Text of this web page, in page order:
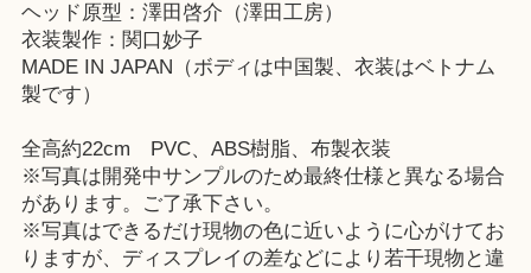
ヘッド原型：澤田啓介（澤田工房）
衣装製作：関口妙子
MADE IN JAPAN（ボディは中国製、衣装はベトナム
製です）
全高約22cm PVC、ABS樹脂、布製衣装
※写真は開発中サンプルのため最終仕様と異なる場合
があります。ご了承下さい。
※写真はできるだけ現物の色に近いように心がけてお
りますが、ディスプレイの差などにより若干現物と違